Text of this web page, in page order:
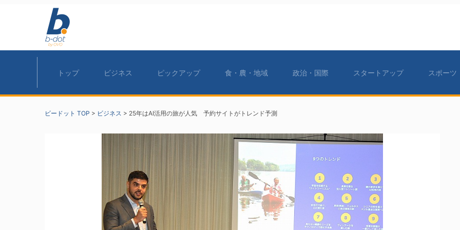
トップ ビジネス ピックアップ 食・農・地域 政治・国際 スタートアップ スポーツ
ビードット TOP > ビジネス > 25年はAI活用の旅が人気 予約サイトがトレンド予測